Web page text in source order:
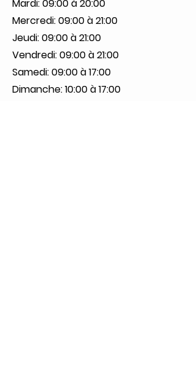
Mardi: 09:00 à 20:00
Mercredi: 09:00 à 21:00
Jeudi: 09:00 à 21:00
Vendredi: 09:00 à 21:00
Samedi: 09:00 à 17:00
Dimanche: 10:00 à 17:00